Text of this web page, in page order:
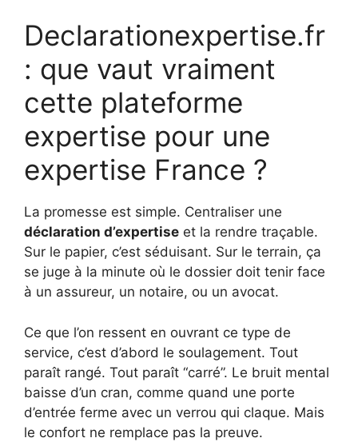
Declarationexpertise.fr
: que vaut vraiment
cette plateforme
expertise pour une
expertise France ?
La promesse est simple. Centraliser une
déclaration d’expertise et la rendre traçable.
Sur le papier, c’est séduisant. Sur le terrain, ça
se juge à la minute où le dossier doit tenir face
à un assureur, un notaire, ou un avocat.
Ce que l’on ressent en ouvrant ce type de
service, c’est d’abord le soulagement. Tout
paraît rangé. Tout paraît “carré”. Le bruit mental
baisse d’un cran, comme quand une porte
d’entrée ferme avec un verrou qui claque. Mais
le confort ne remplace pas la preuve.